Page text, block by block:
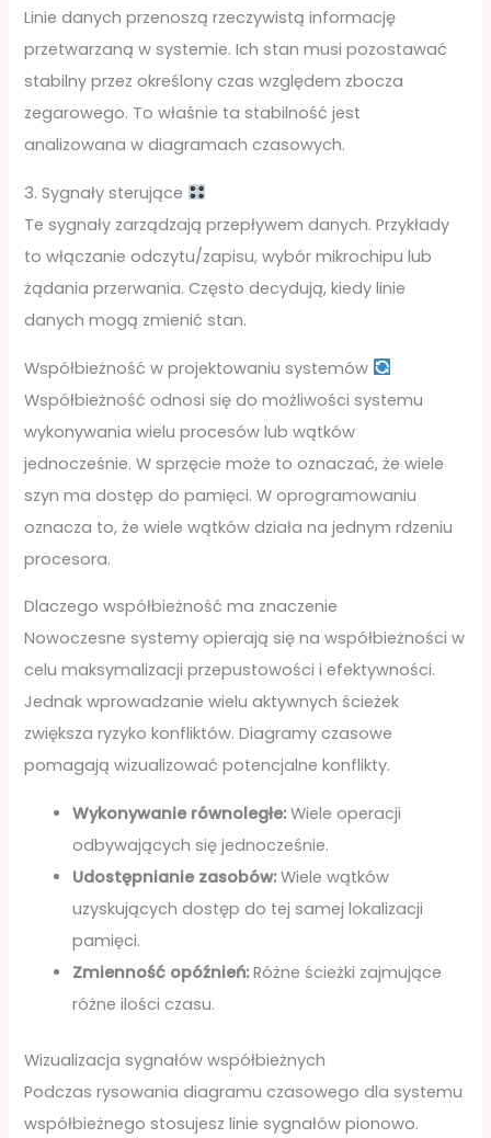
Linie danych przenoszą rzeczywistą informację
przetwarzaną w systemie. Ich stan musi pozostawać
stabilny przez określony czas względem zbocza
zegarowego. To właśnie ta stabilność jest
analizowana w diagramach czasowych.
3. Sygnały sterujące
Te sygnały zarządzają przepływem danych. Przykłady
to włączanie odczytu/zapisu, wybór mikrochipu lub
żądania przerwania. Często decydują, kiedy linie
danych mogą zmienić stan.
Współbieżność w projektowaniu systemów
Współbieżność odnosi się do możliwości systemu
wykonywania wielu procesów lub wątków
jednocześnie. W sprzęcie może to oznaczać, że wiele
szyn ma dostęp do pamięci. W oprogramowaniu
oznacza to, że wiele wątków działa na jednym rdzeniu
procesora.
Dlaczego współbieżność ma znaczenie
Nowoczesne systemy opierają się na współbieżności w
celu maksymalizacji przepustowości i efektywności.
Jednak wprowadzanie wielu aktywnych ścieżek
zwiększa ryzyko konfliktów. Diagramy czasowe
pomagają wizualizować potencjalne konflikty.
Wykonywanie równoległe:Wiele operacji
odbywających się jednocześnie.
Udostępnianie zasobów:Wiele wątków
uzyskujących dostęp do tej samej lokalizacji
pamięci.
Zmienność opóźnień:Różne ścieżki zajmujące
różne ilości czasu.
Wizualizacja sygnałów współbieżnych
Podczas rysowania diagramu czasowego dla systemu
współbieżnego stosujesz linie sygnałów pionowo.